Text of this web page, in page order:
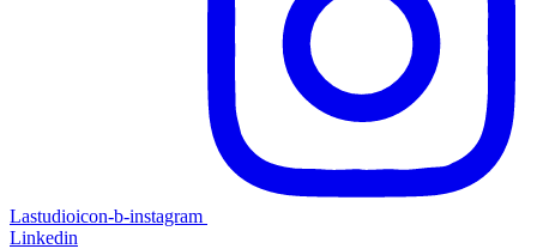
Lastudioicon-b-instagram
Linkedin